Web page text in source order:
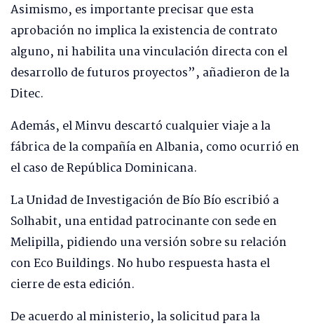
Asimismo, es importante precisar que esta
aprobación no implica la existencia de contrato
alguno, ni habilita una vinculación directa con el
desarrollo de futuros proyectos”, añadieron de la
Ditec.
Además, el Minvu descartó cualquier viaje a la
fábrica de la compañía en Albania, como ocurrió en
el caso de República Dominicana.
La Unidad de Investigación de Bío Bío escribió a
Solhabit, una entidad patrocinante con sede en
Melipilla, pidiendo una versión sobre su relación
con Eco Buildings. No hubo respuesta hasta el
cierre de esta edición.
De acuerdo al ministerio, la solicitud para la